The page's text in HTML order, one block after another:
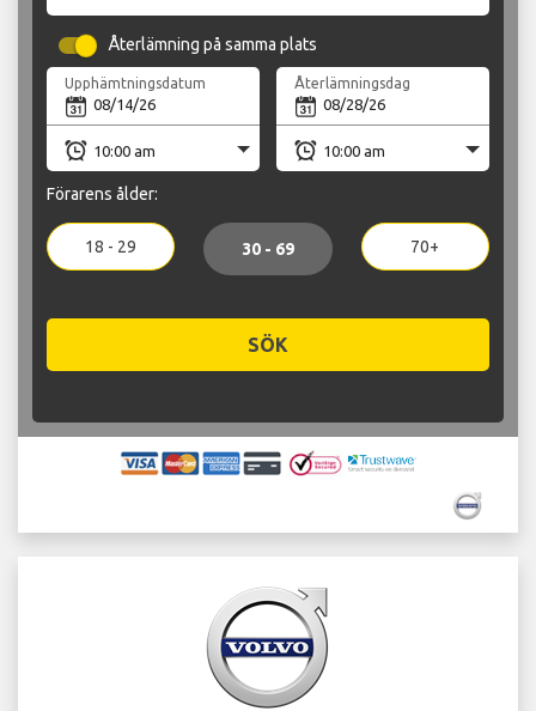
Återlämning på samma plats
Upphämtningsdatum Återlämningsdag
Förarens ålder:
18 - 29 30 - 69 70+
SÖK